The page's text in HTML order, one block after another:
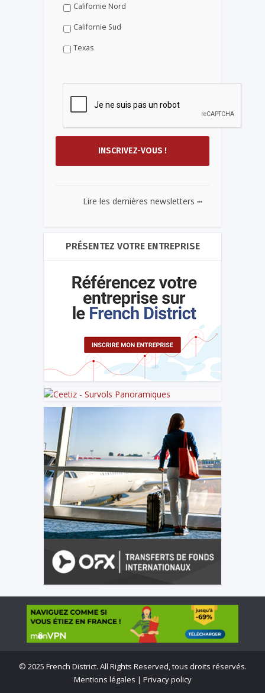
Californie Nord
Californie Sud
Texas
Lire les dernières newsletters ...
PRÉSENTEZ VOTRE ENTREPRISE
© 2025 French District. All Rights Reserved, tous droits réservés.
Mentions légales | Privacy policy